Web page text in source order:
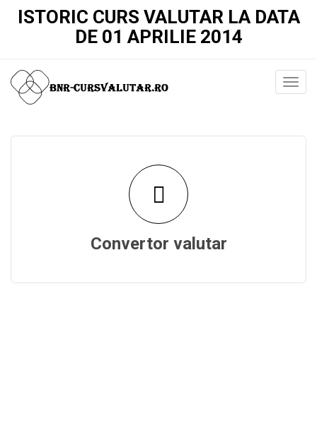
ISTORIC CURS VALUTAR LA DATA
DE 01 APRILIE 2014
Convertor valutar